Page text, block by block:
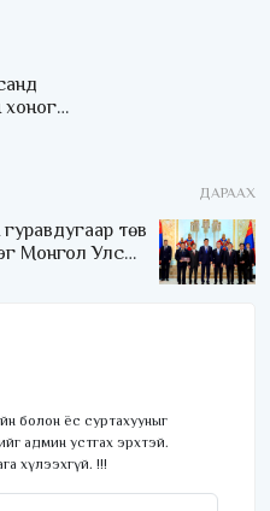
ДАРААХ
төв
Монгол Улсын
болон ёс суртахууныг
админ устгах эрхтэй.
хүлээхгүй. !!!